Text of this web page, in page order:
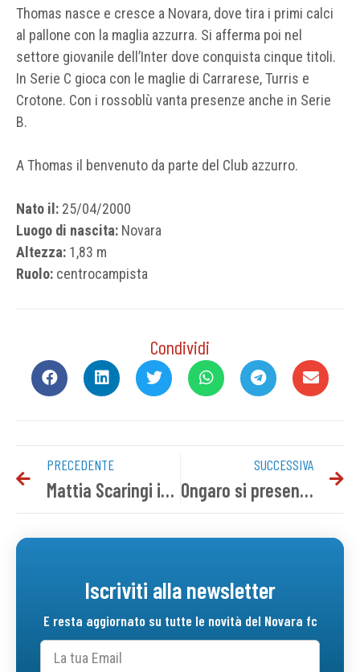
Thomas nasce e cresce a Novara, dove tira i primi calci
al pallone con la maglia azzurra. Si afferma poi nel
settore giovanile dell’Inter dove conquista cinque titoli.
In Serie C gioca con le maglie di Carrarese, Turris e
Crotone. Con i rossoblù vanta presenze anche in Serie
B.
A Thomas il benvenuto da parte del Club azzurro.
Nato il: 25/04/2000
Luogo di nascita: Novara
Altezza: 1,83 m
Ruolo: centrocampista
Condividi
PRECEDENTE
Mattia Scaringi in prestito all’Olbia Calcio
SUCCESSIVA
Ongaro si presenta a Novara
Iscriviti alla newsletter
E resta aggiornato su tutte le novità del Novara fc